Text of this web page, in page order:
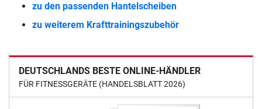
DEUTSCHLANDS BESTE ONLINE-HÄNDLER
FÜR FITNESSGERÄTE (HANDELSBLATT 2026)
zu den passenden Hantelscheiben
zu weiterem Krafttrainingszubehör